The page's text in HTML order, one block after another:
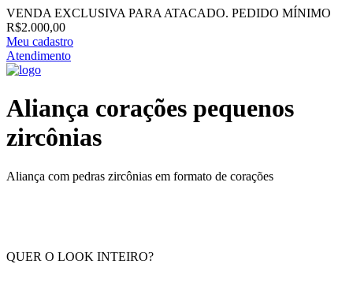
VENDA EXCLUSIVA PARA ATACADO. PEDIDO MÍNIMO
R$2.000,00
Meu cadastro
Atendimento
Aliança corações pequenos
zircônias
Aliança com pedras zircônias em formato de corações
QUER O LOOK INTEIRO?